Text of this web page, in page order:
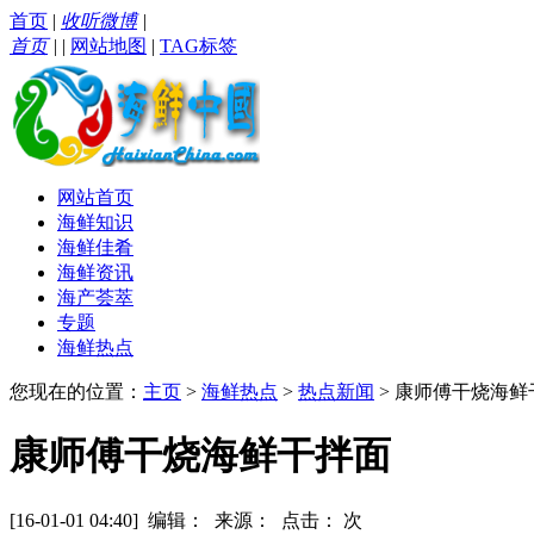
首页 | 收听微博|
首页| | 网站地图 | TAG标签
网站首页
海鲜知识
海鲜佳肴
海鲜资讯
海产荟萃
专题
海鲜热点
您现在的位置： 主页 > 海鲜热点 > 热点新闻 > 康师傅干烧海鲜
康师傅干烧海鲜干拌面
[16-01-01 04:40] 编辑： 来源： 点击： 次